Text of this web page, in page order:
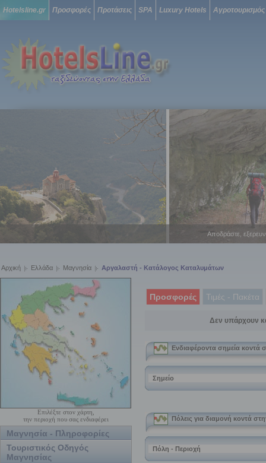
Hotelsline.gr Προσφορές Προτάσεις SPA Luxury Hotels Αγροτουρισμός
Αποδράστε,
Αρχική Ελλάδα Μαγνησία Αργαλαστή - Κατάλογος Καταλυμάτων
Επιλέξτε στον χάρτη,
την περιοχή που σας ενδιαφέρει
Μαγνησία - Πληροφορίες
Τουριστικός Οδηγός
Μαγνησίας
Προσφορές Τιμές - Πακέτα
Δεν υπάρχουν